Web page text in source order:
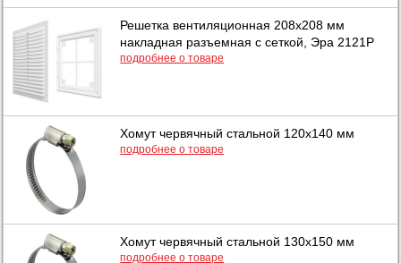
Решетка вентиляционная 208х208 мм
накладная разъемная с сеткой, Эра 2121Р
подробнее о товаре
Хомут червячный стальной 120х140 мм
подробнее о товаре
Хомут червячный стальной 130х150 мм
подробнее о товаре